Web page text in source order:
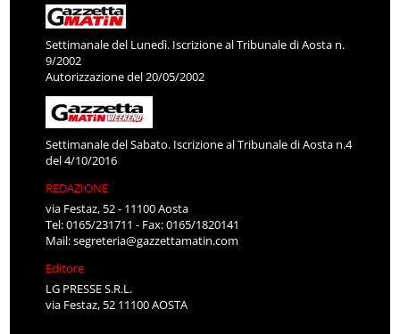
Settimanale del Lunedì. Iscrizione al Tribunale di Aosta n.
9/2002
Autorizzazione del 20/05/2002
Settimanale del Sabato. Iscrizione al Tribunale di Aosta n.4
del 4/10/2016
REDAZIONE
via Festaz, 52 - 11100 Aosta
Tel: 0165/231711 - Fax: 0165/1820141
Mail:segreteria@gazzettamatin.com
Editore
LG PRESSE S.R.L.
via Festaz, 52 11100 AOSTA